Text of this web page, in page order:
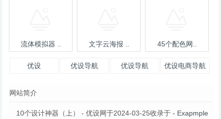
流体模拟器 .. 文字云海报 .. 45个配色网..
优设 优设导航 优设导航 优设电商导航
网站简介
10个设计神器（上） - 优设网于2024-03-25收录于 - Exapmple